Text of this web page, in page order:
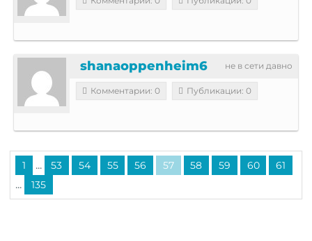
не в сети давно
shanaoppenheim6
Комментарии: 0 Публикации: 0
1 ... 53 54 55 56 57 58 59 60 61
... 135